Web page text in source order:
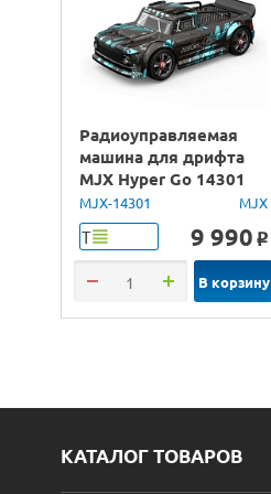
Радиоуправляемая
машина для дрифта
MJX Hyper Go 14301
Brushless 4WD 2.4G
LED 1/14 RTR
MJX-14301 MJX
Т 9 990 o
В корзину
КАТАЛОГ ТОВАРОВ